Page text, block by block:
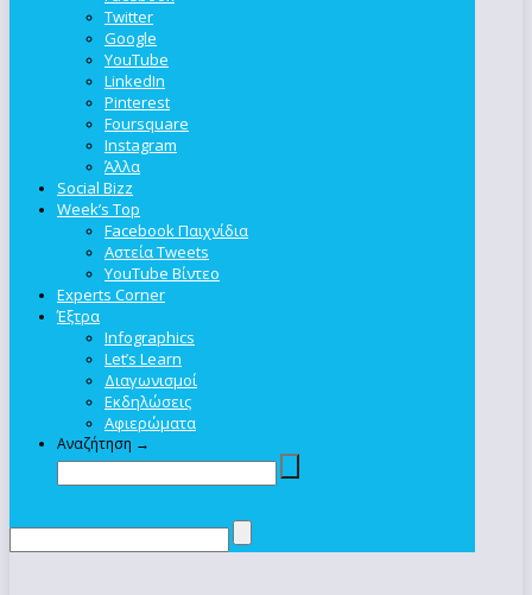
Twitter
Google
YouTube
LinkedIn
Pinterest
Foursquare
Instagram
Άλλα
Social Bizz
Week’s Top
Facebook Παιχνίδια
Αστεία Tweets
YouTube Βίντεο
Experts Corner
Έξτρα
Infographics
Let’s Learn
Διαγωνισμοί
Εκδηλώσεις
Αφιερώματα
Αναζήτηση →